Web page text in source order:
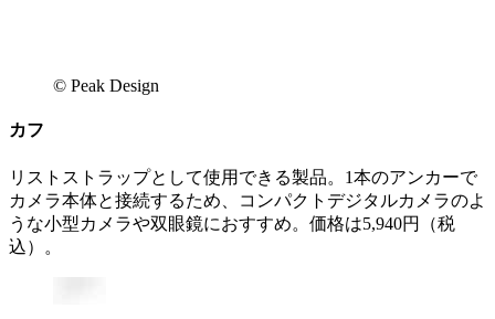
© Peak Design
カフ
リストストラップとして使用できる製品。1本のアンカーで
カメラ本体と接続するため、コンパクトデジタルカメラのよ
うな小型カメラや双眼鏡におすすめ。価格は5,940円（税
込）。